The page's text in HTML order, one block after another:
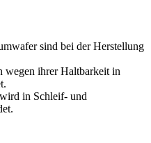
sind bei der Herstellung
wegen ihrer Haltbarkeit in
in Schleif- und